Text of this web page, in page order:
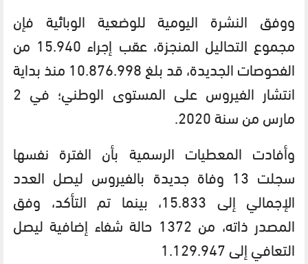
ووفق النشرة اليومية للوضعية الوبائية فإن
مجموع التحاليل المنجزة، عقب إجراء 15.940 من
الفحوصات الجديدة، قد بلغ 10.876.998 منذ بداية
انتشار الفيروس على المستوى الوطني؛ في 2
مارس من سنة 2020.
وأفادت المعطيات الرسمية بأن الفترة نفسها
سجلت 13 وفاة جديدة بالفيروس ليصل العدد
الإجمالي إلى 15.833، بينما تم التأكد، وفق
المصدر ذاته، من 1372 حالة شفاء إضافية ليصل
التعافي إلى 1.129.947